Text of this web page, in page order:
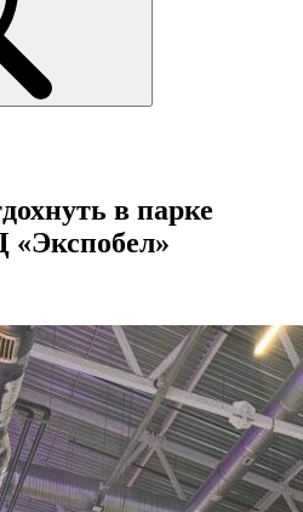
в парке
«Экспобел»